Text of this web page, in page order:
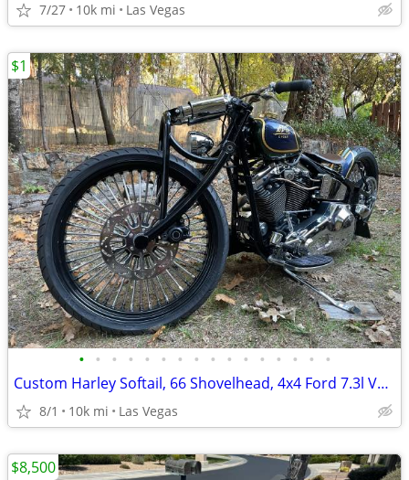
7/27 10k mi Las Vegas
• • • • • • • • • • • • • • • •
Custom Harley Softail, 66 Shovelhead, 4x4 Ford 7.3l Van, Suzuki Katana
8/1 10k mi Las Vegas
$1
$8,500